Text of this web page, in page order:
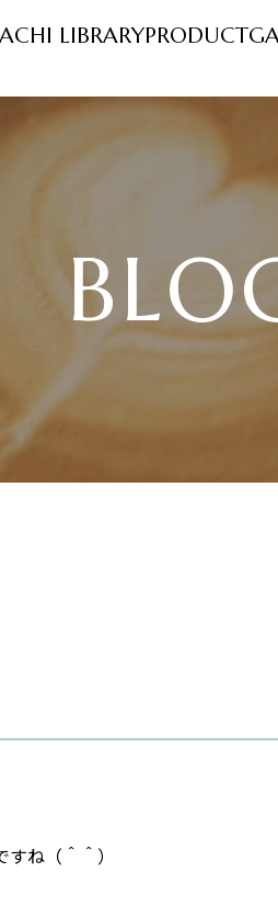
LIBRARYPRODUCT
ね（＾＾）